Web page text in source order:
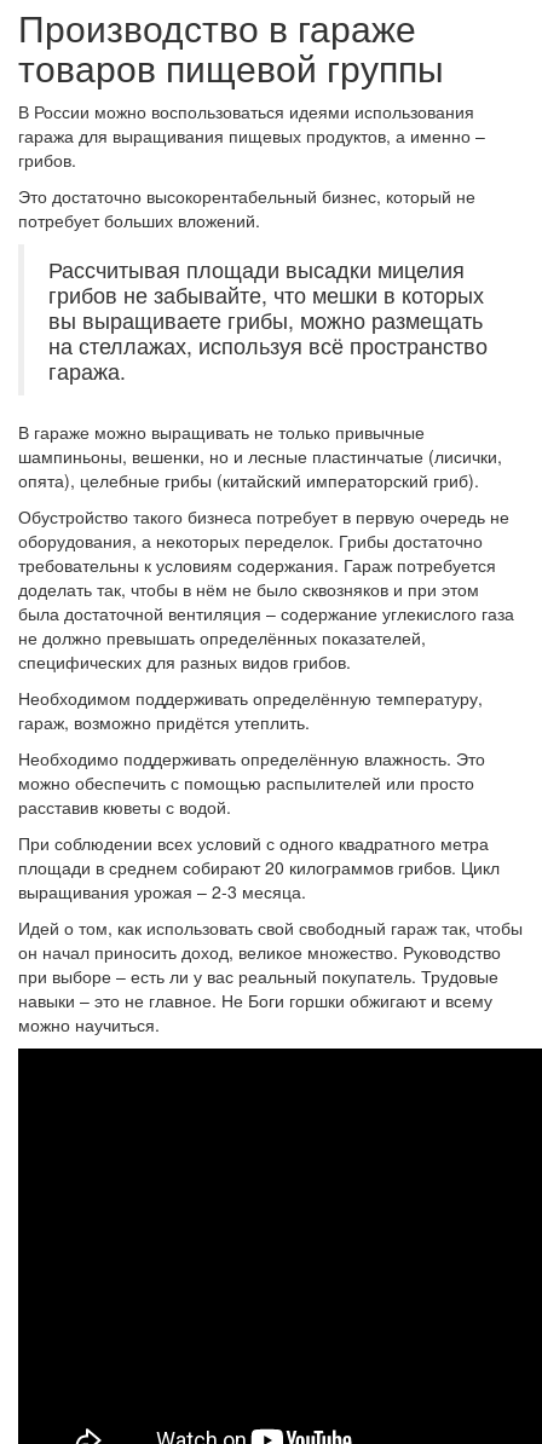
Производство в гараже
товаров пищевой группы
В России можно воспользоваться идеями использования
гаража для выращивания пищевых продуктов, а именно –
грибов.
Это достаточно высокорентабельный бизнес, который не
потребует больших вложений.
Рассчитывая площади высадки мицелия
грибов не забывайте, что мешки в которых
вы выращиваете грибы, можно размещать
на стеллажах, используя всё пространство
гаража.
В гараже можно выращивать не только привычные
шампиньоны, вешенки, но и лесные пластинчатые (лисички,
опята), целебные грибы (китайский императорский гриб).
Обустройство такого бизнеса потребует в первую очередь не
оборудования, а некоторых переделок. Грибы достаточно
требовательны к условиям содержания. Гараж потребуется
доделать так, чтобы в нём не было сквозняков и при этом
была достаточной вентиляция – содержание углекислого газа
не должно превышать определённых показателей,
специфических для разных видов грибов.
Необходимом поддерживать определённую температуру,
гараж, возможно придётся утеплить.
Необходимо поддерживать определённую влажность. Это
можно обеспечить с помощью распылителей или просто
расставив кюветы с водой.
При соблюдении всех условий с одного квадратного метра
площади в среднем собирают 20 килограммов грибов. Цикл
выращивания урожая – 2-3 месяца.
Идей о том, как использовать свой свободный гараж так, чтобы
он начал приносить доход, великое множество. Руководство
при выборе – есть ли у вас реальный покупатель. Трудовые
навыки – это не главное. Не Боги горшки обжигают и всему
можно научиться.